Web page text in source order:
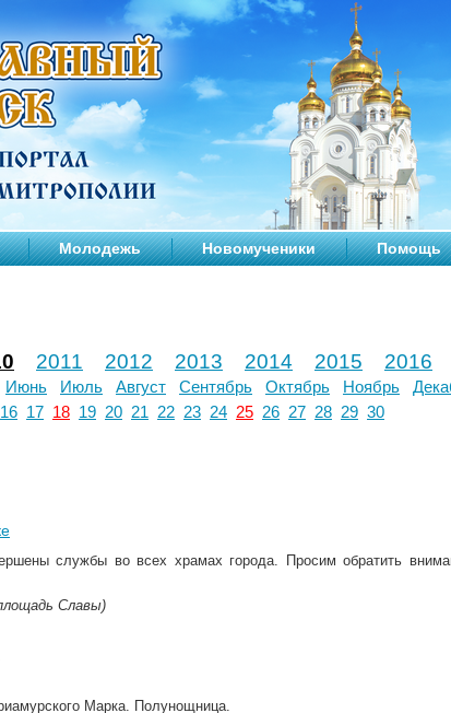
Молодежь Новомученики Помощь
2011 2012 2013 2014 2015 2016
Июнь Июль Август Сентябрь Октябрь Ноябрь
16 17 18 19 20 21 22 23 24 25 26 27 28 29 30
службы во всех храмах города. Просим обратить
Славы)
Марка. Полунощница.